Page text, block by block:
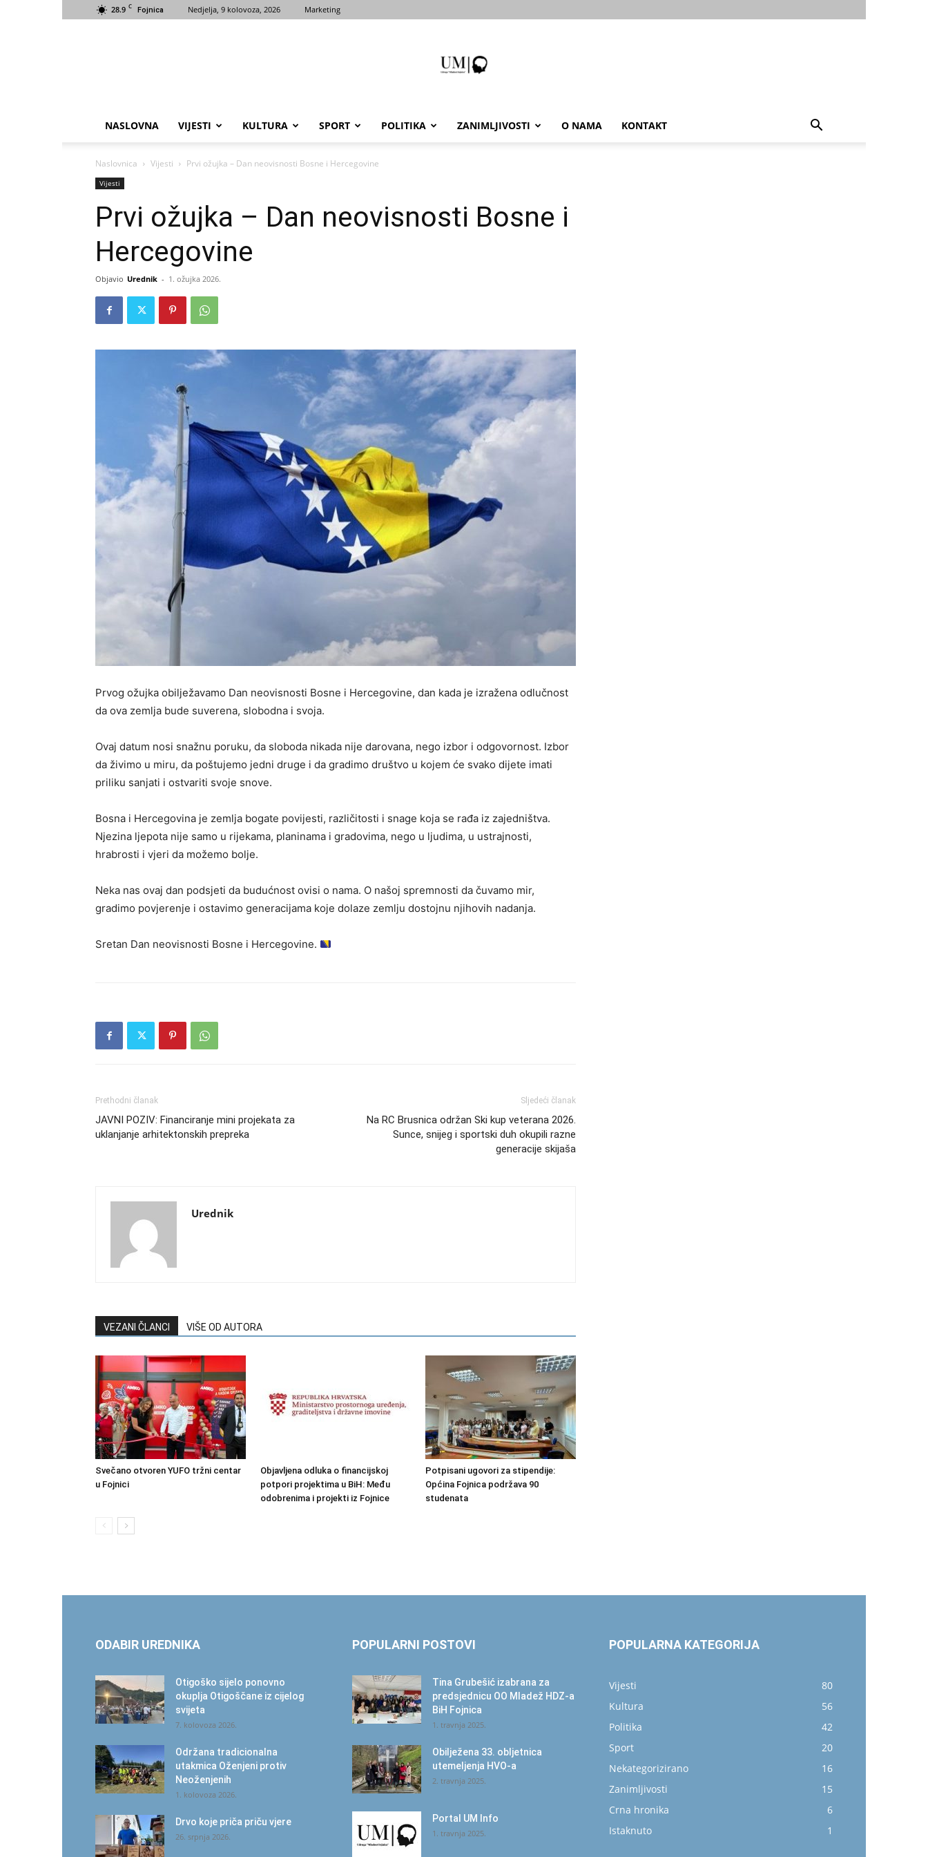
28.9 C Fojnica Nedjelja, 9 kolovoza, 2026 Marketing
um-
NASLOVNA VIJESTI KULTURA SPORT POLITIKA ZANIMLJIVOSTI O NAMA KONTAKT
Naslovnica Vijesti Prvi ožujka – Dan neovisnosti Bosne i Hercegovine
Vijesti
Prvi ožujka – Dan neovisnosti Bosne i
Hercegovine
Objavio Urednik - 1. ožujka 2026.
Prvog ožujka obilježavamo Dan neovisnosti Bosne i Hercegovine, dan kada je izražena odlučnost
da ova zemlja bude suverena, slobodna i svoja.
Ovaj datum nosi snažnu poruku, da sloboda nikada nije darovana, nego izbor i odgovornost. Izbor
da živimo u miru, da poštujemo jedni druge i da gradimo društvo u kojem će svako dijete imati
priliku sanjati i ostvariti svoje snove.
Bosna i Hercegovina je zemlja bogate povijesti, različitosti i snage koja se rađa iz zajedništva.
Njezina ljepota nije samo u rijekama, planinama i gradovima, nego u ljudima, u ustrajnosti,
hrabrosti i vjeri da možemo bolje.
Neka nas ovaj dan podsjeti da budućnost ovisi o nama. O našoj spremnosti da čuvamo mir,
gradimo povjerenje i ostavimo generacijama koje dolaze zemlju dostojnu njihovih nadanja.
Sretan Dan neovisnosti Bosne i Hercegovine.
Prethodni članak
JAVNI POZIV: Financiranje mini projekata za
uklanjanje arhitektonskih prepreka
Sljedeći članak
Na RC Brusnica održan Ski kup veterana 2026.
Sunce, snijeg i sportski duh okupili razne
generacije skijaša
Urednik
VEZANI ČLANCI VIŠE OD AUTORA
Svečano otvoren YUFO tržni centar
u Fojnici
Objavljena odluka o financijskoj
potpori projektima u BiH: Među
odobrenima i projekti iz Fojnice
Potpisani ugovori za stipendije:
Općina Fojnica podržava 90
studenata
ODABIR UREDNIKA
Otigoško sijelo ponovno
okuplja Otigoščane iz cijelog
svijeta
7. kolovoza 2026.
Održana tradicionalna
utakmica Oženjeni protiv
Neoženjenih
1. kolovoza 2026.
Drvo koje priča priču vjere
26. srpnja 2026.
POPULARNI POSTOVI
Tina Grubešić izabrana za
predsjednicu OO Mladež HDZ-a
BiH Fojnica
1. travnja 2025.
Obilježena 33. obljetnica
utemeljenja HVO-a
2. travnja 2025.
Portal UM Info
1. travnja 2025.
POPULARNA KATEGORIJA
Vijesti
80
Kultura
56
Politika
42
Sport
20
Nekategorizirano
16
Zanimljivosti
15
Crna hronika
6
Istaknuto
1